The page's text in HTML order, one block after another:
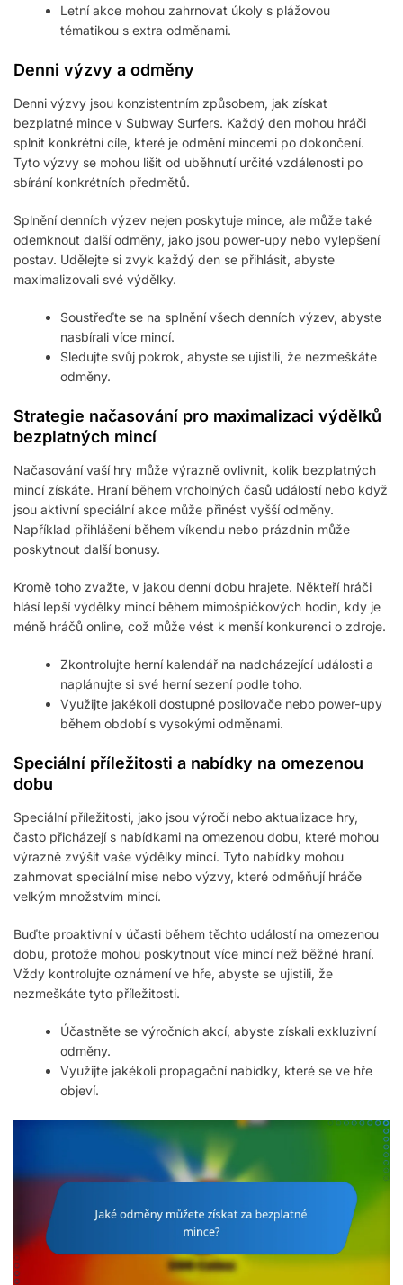
Letní akce mohou zahrnovat úkoly s plážovou
tématikou s extra odměnami.
Denni výzvy a odměny
Denni výzvy jsou konzistentním způsobem, jak získat
bezplatné mince v Subway Surfers. Každý den mohou hráči
splnit konkrétní cíle, které je odmění mincemi po dokončení.
Tyto výzvy se mohou lišit od uběhnutí určité vzdálenosti po
sbírání konkrétních předmětů.
Splnění denních výzev nejen poskytuje mince, ale může také
odemknout další odměny, jako jsou power-upy nebo vylepšení
postav. Udělejte si zvyk každý den se přihlásit, abyste
maximalizovali své výdělky.
Soustřeďte se na splnění všech denních výzev, abyste
nasbírali více mincí.
Sledujte svůj pokrok, abyste se ujistili, že nezmeškáte
odměny.
Strategie načasování pro maximalizaci výdělků
bezplatných mincí
Načasování vaší hry může výrazně ovlivnit, kolik bezplatných
mincí získáte. Hraní během vrcholných časů událostí nebo když
jsou aktivní speciální akce může přinést vyšší odměny.
Například přihlášení během víkendu nebo prázdnin může
poskytnout další bonusy.
Kromě toho zvažte, v jakou denní dobu hrajete. Někteří hráči
hlásí lepší výdělky mincí během mimošpičkových hodin, kdy je
méně hráčů online, což může vést k menší konkurenci o zdroje.
Zkontrolujte herní kalendář na nadcházející události a
naplánujte si své herní sezení podle toho.
Využijte jakékoli dostupné posilovače nebo power-upy
během období s vysokými odměnami.
Speciální příležitosti a nabídky na omezenou
dobu
Speciální příležitosti, jako jsou výročí nebo aktualizace hry,
často přicházejí s nabídkami na omezenou dobu, které mohou
výrazně zvýšit vaše výdělky mincí. Tyto nabídky mohou
zahrnovat speciální mise nebo výzvy, které odměňují hráče
velkým množstvím mincí.
Buďte proaktivní v účasti během těchto událostí na omezenou
dobu, protože mohou poskytnout více mincí než běžné hraní.
Vždy kontrolujte oznámení ve hře, abyste se ujistili, že
nezmeškáte tyto příležitosti.
Účastněte se výročních akcí, abyste získali exkluzivní
odměny.
Využijte jakékoli propagační nabídky, které se ve hře
objeví.